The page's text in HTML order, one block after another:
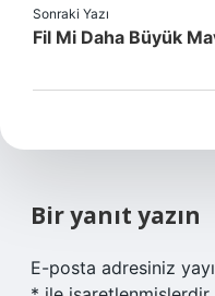
Sonraki Yazı
Fil Mi Daha Büyük
Bir yanıt yazın
E-posta adresiniz